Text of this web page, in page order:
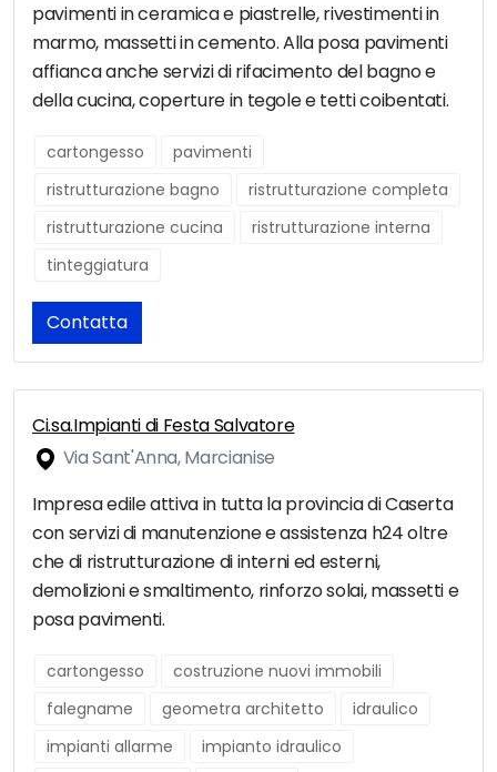
pavimenti in ceramica e piastrelle, rivestimenti in
marmo, massetti in cemento. Alla posa pavimenti
affianca anche servizi di rifacimento del bagno e
della cucina, coperture in tegole e tetti coibentati.
cartongesso
pavimenti
ristrutturazione bagno
ristrutturazione completa
ristrutturazione cucina
ristrutturazione interna
tinteggiatura
Contatta
Ci.sa.Impianti di Festa Salvatore
Via Sant'Anna, Marcianise
Impresa edile attiva in tutta la provincia di Caserta
con servizi di manutenzione e assistenza h24 oltre
che di ristrutturazione di interni ed esterni,
demolizioni e smaltimento, rinforzo solai, massetti e
posa pavimenti.
cartongesso
costruzione nuovi immobili
falegname
geometra architetto
idraulico
impianti allarme
impianto idraulico